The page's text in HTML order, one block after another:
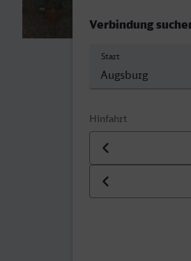
Verbindung
Start
Hinfahrt
Datum der Hinfahrt
Uhrzeit der Hinfahrt